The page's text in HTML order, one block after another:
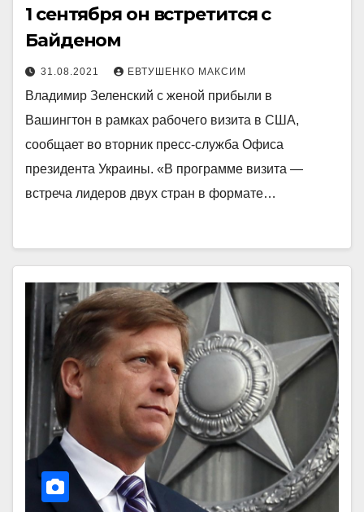
1 сентября он встретится с
Байденом
31.08.2021 ЕВТУШЕНКО МАКСИМ
Владимир Зеленский с женой прибыли в
Вашингтон в рамках рабочего визита в США,
сообщает во вторник пресс-служба Офиса
президента Украины. «В программе визита —
встреча лидеров двух стран в формате…